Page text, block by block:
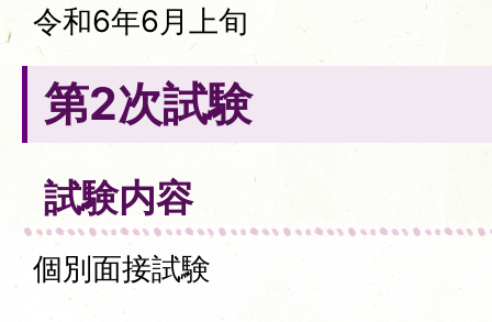
令和6年6月上旬
第2次試験
試験内容
個別面接試験